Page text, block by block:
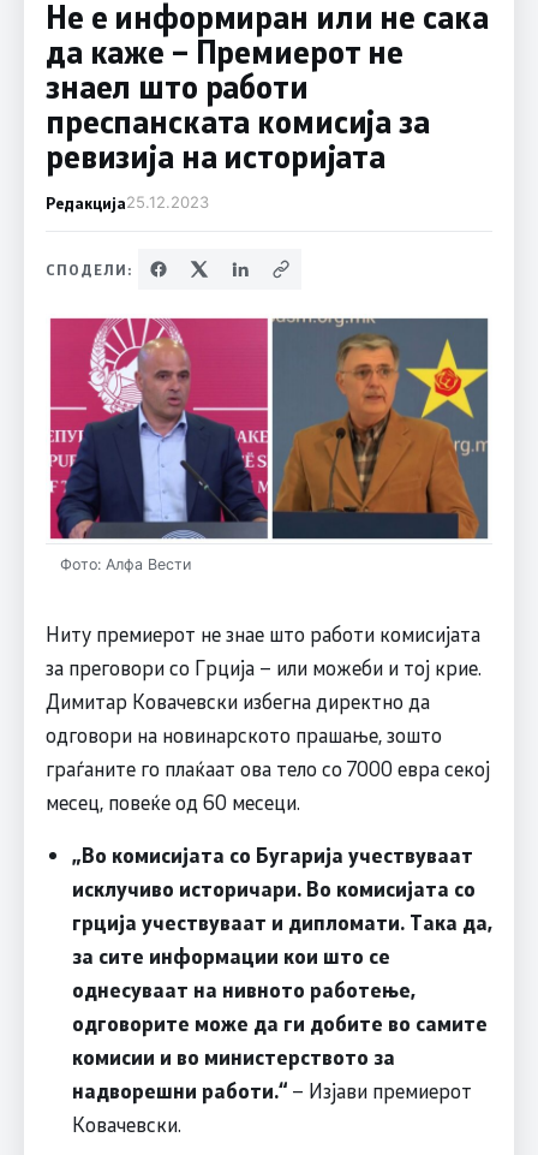
Не е информиран или не сака
да каже – Премиерот не
знаел што работи
преспанската комисија за
ревизија на историјата
Редакција25.12.2023
СПОДЕЛИ:
Фото: Алфа Вести
Ниту премиерот не знае што работи комисијата
за преговори со Грција – или можеби и тој крие.
Димитар Ковачевски избегна директно да
одговори на новинарското прашање, зошто
граѓаните го плаќаат ова тело со 7000 евра секој
месец, повеќе од 60 месеци.
„Во комисијата со Бугарија учествуваат
исклучиво историчари. Во комисијата со
грција учествуваат и дипломати. Така да,
за сите информации кои што се
однесуваат на нивното работење,
одговорите може да ги добите во самите
комисии и во министерството за
надворешни работи.“– Изјави премиерот
Ковачевски.